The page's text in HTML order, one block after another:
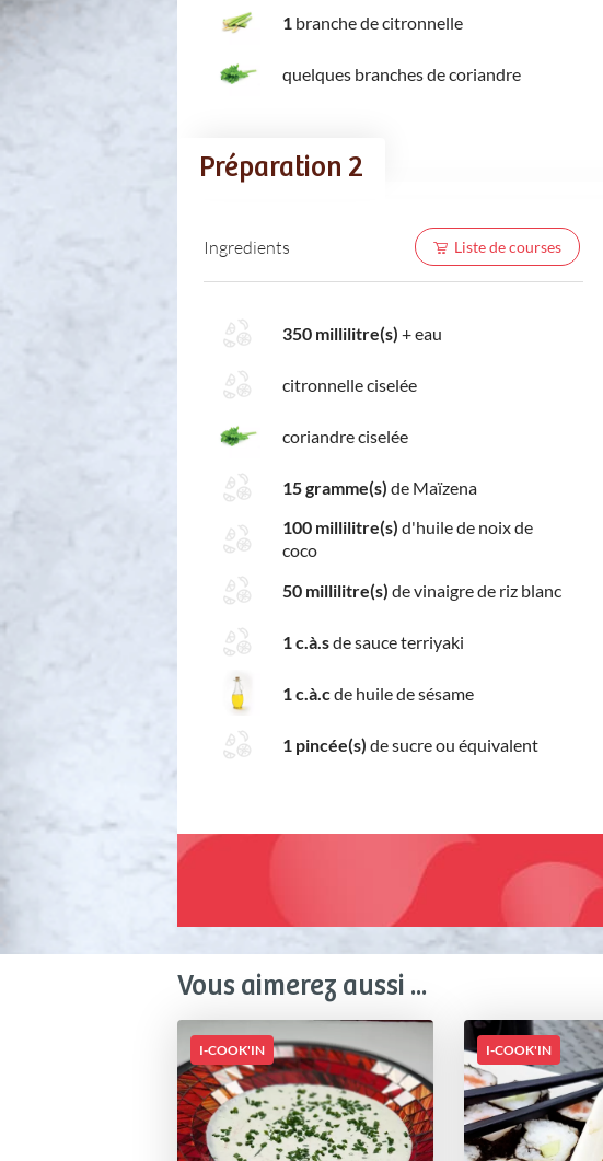
1 branche de citronnelle
quelques branches de coriandre
Préparation 2
Ingredients Liste de courses
350 millilitre(s) +eau
citronnelle ciselée
coriandre ciselée
15 gramme(s) de Maïzena
100 millilitre(s) d'huile de noix de
coco
50 millilitre(s) de vinaigre de riz blanc
1 c.à.sde sauce terriyaki
1 c.à.c de huile de sésame
1 pincée(s) de sucre ou équivalent
Vous aimerez aussi ...
I-COOK'IN I-COOK'IN